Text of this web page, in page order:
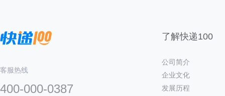
客服热线
400-000-0387
了解快递100
公司简介
企业文化
发展历程